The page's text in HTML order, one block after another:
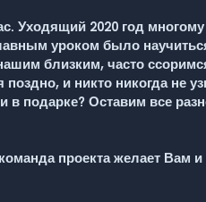
Уходящий 2020 год
уроком было
близким, часто
и никто никогда не
в подарке? Оставим все
проекта желает